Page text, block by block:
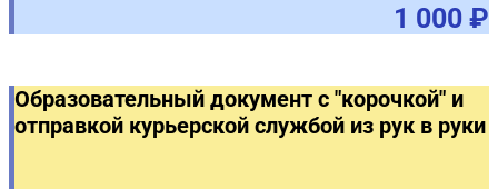
1 000 ₽
Образовательный документ с "корочкой" и
отправкой курьерской службой из рук в руки